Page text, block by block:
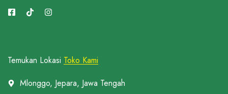
Temukan Lokasi Toko Kami
Mlonggo, Jepara, Jawa Tengah